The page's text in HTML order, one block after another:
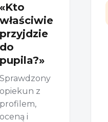
«Kto
właściwie
przyjdzie
do
pupila?»
Sprawdzony
opiekun z
profilem,
oceną i